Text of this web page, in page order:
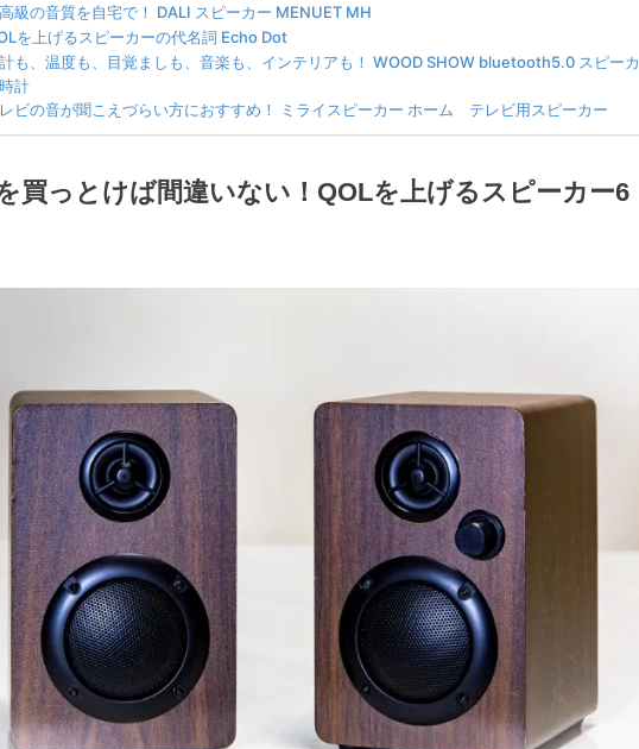
級の音質を自宅で！ DALI スピーカー MENUET MH
を上げるスピーカーの代名詞 Echo Dot
も、温度も、目覚ましも、音楽も、インテリアも！ WOOD SHOW bluetooth5.0 スピーカ
計
ビの音が聞こえづらい方におすすめ！ ミライスピーカー ホーム テレビ用スピーカー
買っとけば間違いない！QOLを上げるスピーカー6